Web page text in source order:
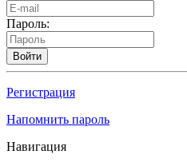
Пароль:
Войти
Регистрация
Напомнить пароль
Навигация